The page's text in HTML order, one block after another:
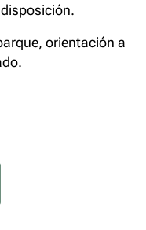
orientación a